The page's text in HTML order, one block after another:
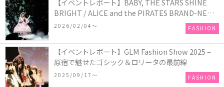
【イベントレポート】BABY, THE STARS SHINE
BRIGHT / ALICE and the PIRATES BRAND-NEW
COLLECTION in TOKYO
2026/02/04〜 FASHION
【イベントレポート】GLM Fashion Show 2025 –
原宿で魅せたゴシック＆ロリータの最前線
2025/09/17〜 FASHION